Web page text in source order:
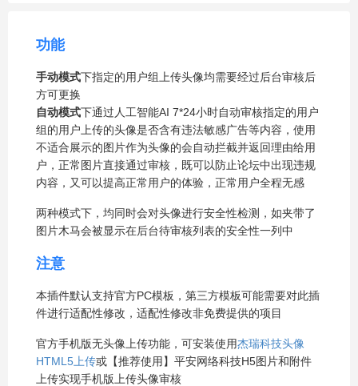
功能
手动模式下指定的用户组上传头像均需要经过后台审核后
方可更换
自动模式下通过人工智能AI 7*24小时自动审核指定的用户
组的用户上传的头像是否含有违法敏感广告等内容，使用
不适合展示的图片作为头像的会自动拦截并返回理由给用
户，正常图片直接通过审核，既可以防止论坛中出现违规
内容，又可以提高正常用户的体验，正常用户全程无感
两种模式下，均同时会对头像进行安全性检测，如夹带了
图片木马会被显示在后台待审核列表的安全性一列中
注意
本插件默认支持官方PC模板，第三方模板可能需要对此插
件进行适配性修改，适配性修改非免费提供的项目
官方手机版无头像上传功能，可安装使用杰瑞科技头像
HTML5上传或【推荐使用】平安网络科技H5图片和附件
上传实现手机版上传头像审核